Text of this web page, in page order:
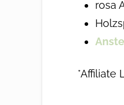
rosa
*Affiliate